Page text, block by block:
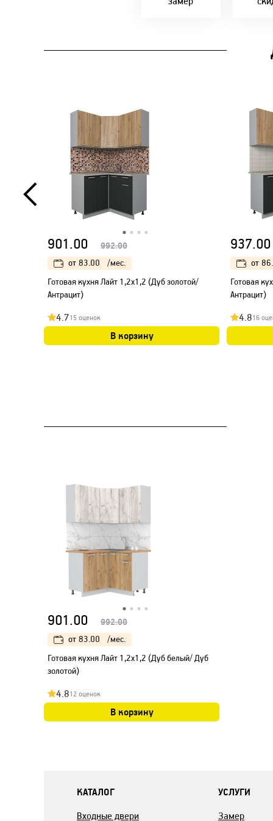
901.00 992.00
от 83.00
/мес.
Готовая кухня Лайт 1,2x1,2 (Дуб золотой/
Антрацит)
4.715 оценок
В корзину
937.00
от
Готовая
Антрацит)
4.816
901.00 992.00
от 83.00
/мес.
Готовая кухня Лайт 1,2x1,2 (Дуб белый/ Дуб
золотой)
4.812 оценок
В корзину
КАТАЛОГ
Входные двери
УСЛУГИ
Замер